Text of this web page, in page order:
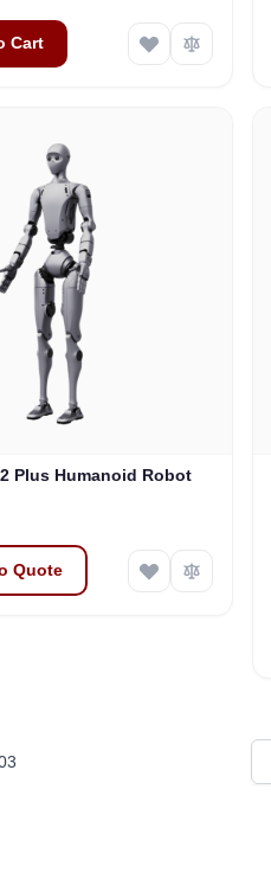
Cart
Plus Humanoid Robot
Quote